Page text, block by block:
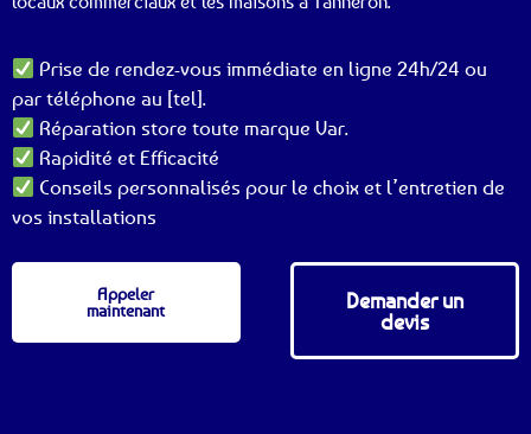
Prise de rendez-vous immédiate en ligne 24h/24 ou
par téléphone au [tel].
Réparation store toute marque Var.
Rapidité et Efficacité
Conseils personnalisés pour le choix et l’entretien de
vos installations
Appeler
maintenant
Demander un
devis